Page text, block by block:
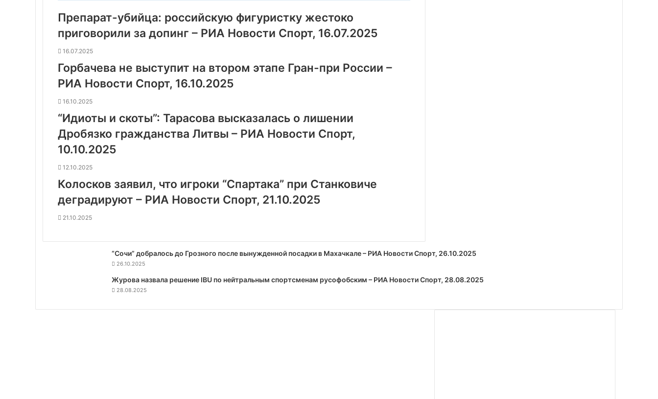
Препарат-убийца: российскую фигуристку жестоко
приговорили за допинг – РИА Новости Спорт, 16.07.2025
16.07.2025
Горбачева не выступит на втором этапе Гран-при России –
РИА Новости Спорт, 16.10.2025
16.10.2025
“Идиоты и скоты”: Тарасова высказалась о лишении
Дробязко гражданства Литвы – РИА Новости Спорт,
10.10.2025
12.10.2025
Колосков заявил, что игроки “Спартака” при Станковиче
деградируют – РИА Новости Спорт, 21.10.2025
21.10.2025
“Сочи” добралось до Грозного после вынужденной посадки в Махачкале – РИА Новости Спорт, 26.10.2025
26.10.2025
Журова назвала решение IBU по нейтральным спортсменам русофобским – РИА Новости Спорт, 28.08.2025
28.08.2025